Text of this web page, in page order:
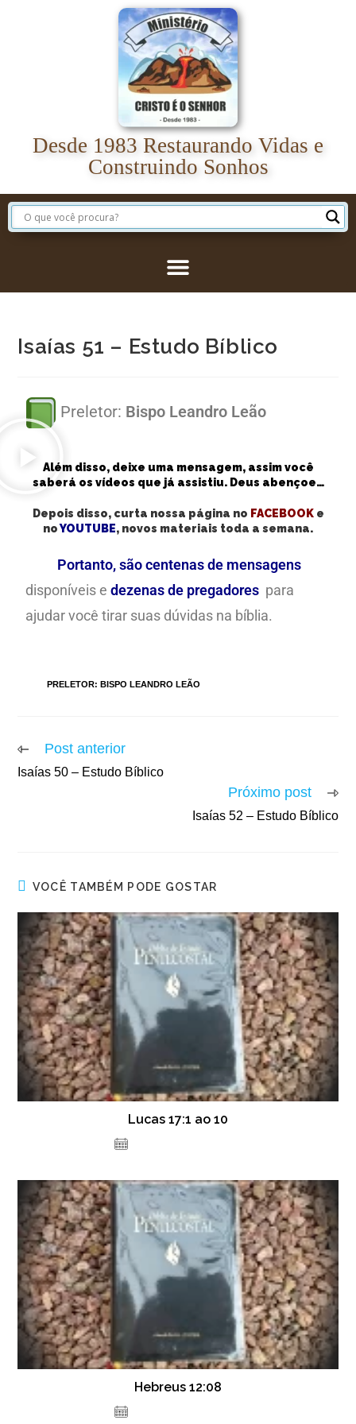
Desde 1983 Restaurando Vidas e
Construindo Sonhos
Isaías 51 – Estudo Bíblico
Preletor: Bispo Leandro Leão
Além disso, deixe uma mensagem, assim você
saberá os vídeos que já assistiu. Deus abençoe…
Depois disso, curta nossa página no FACEBOOKe
noYOUTUBE, novos materiais toda a semana.
Portanto, são centenas de mensagens
disponíveis edezenas de pregadores para
ajudar você tirar suas dúvidas na bíblia.
PRELETOR: BISPO LEANDRO LEÃO
Post anterior
Isaías 50 – Estudo Bíblico
Próximo post
Isaías 52 – Estudo Bíblico
VOCÊ TAMBÉM PODE GOSTAR
Lucas 17:1 ao 10
Hebreus 12:08